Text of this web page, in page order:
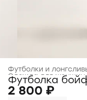
Футболки и
Одежда для женщин
Главная ›
Футболка
2 800 ₽